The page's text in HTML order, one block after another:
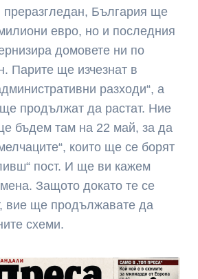
преразгледан, България ще
евро, но и последния
домовете ни по
Парите ще изчезнат в
разходи“, а
ще продължат да растат. Ние
бъдем там на 22 май, за да
които ще се борят
пост. И ще ви кажем
Защото докато те се
вие ще продължавате да
схеми.